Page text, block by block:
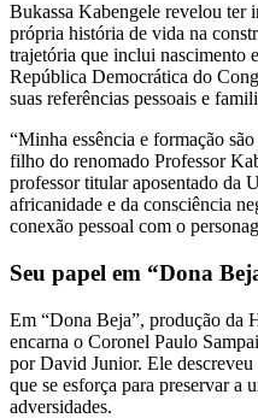
Bukassa Kabengele revelou ter
própria história de vida na
trajetória que inclui nascimento
República Democrática do
suas referências pessoais e
“Minha essência e formação
filho do renomado Professor
professor titular aposentado da
africanidade e da consciência
conexão pessoal com o
Seu papel em “Dona
Em “Dona Beja”, produção da
encarna o Coronel Paulo
por David Junior. Ele
que se esforça para preservar a
adversidades.